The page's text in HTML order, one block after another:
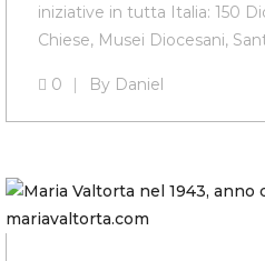
iniziative in tutta Italia: 150
Chiese, Musei Diocesani,
0 By Daniel